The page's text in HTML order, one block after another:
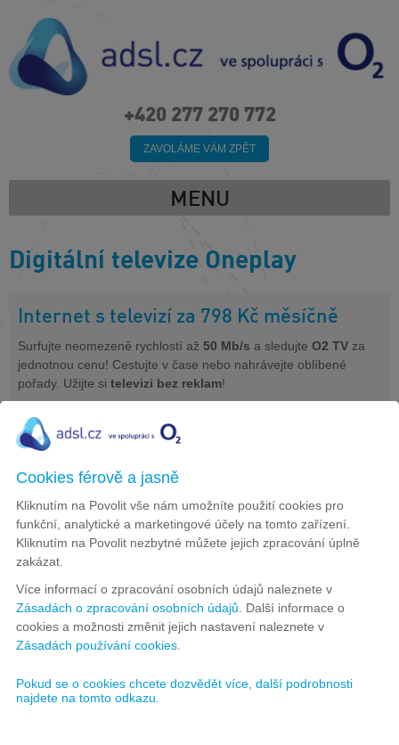
+420 277 270 772
ZAVOLÁME VÁM ZPĚT
MENU
Digitální televize Oneplay
Internet s televizí za 798 Kč měsíčně
Surfujte neomezeně rychlostí až 50 Mb/s a sledujte O2 TV za
jednotnou cenu! Cestujte v čase nebo nahrávejte oblíbené
pořady. Užijte si televizi bez reklam!
ZOBRAZIT DETAIL
Oneplay
Rychlost:
Počet programů:50+
Cookies férově a jasně
Kliknutím na Povolit vše nám umožníte použití cookies pro
funkční, analytické a marketingové účely na tomto zařízení.
Kliknutím na Povolit nezbytné můžete jejich zpracování úplně
zakázat.
Více informací o zpracování osobních údajů naleznete v
Zásadách o zpracování osobních údajů. Další informace o
cookies a možnosti změnit jejich nastavení naleznete v
Zásadách používání cookies.
Pokud se o cookies chcete dozvědět více, další podrobnosti
najdete na tomto odkazu.